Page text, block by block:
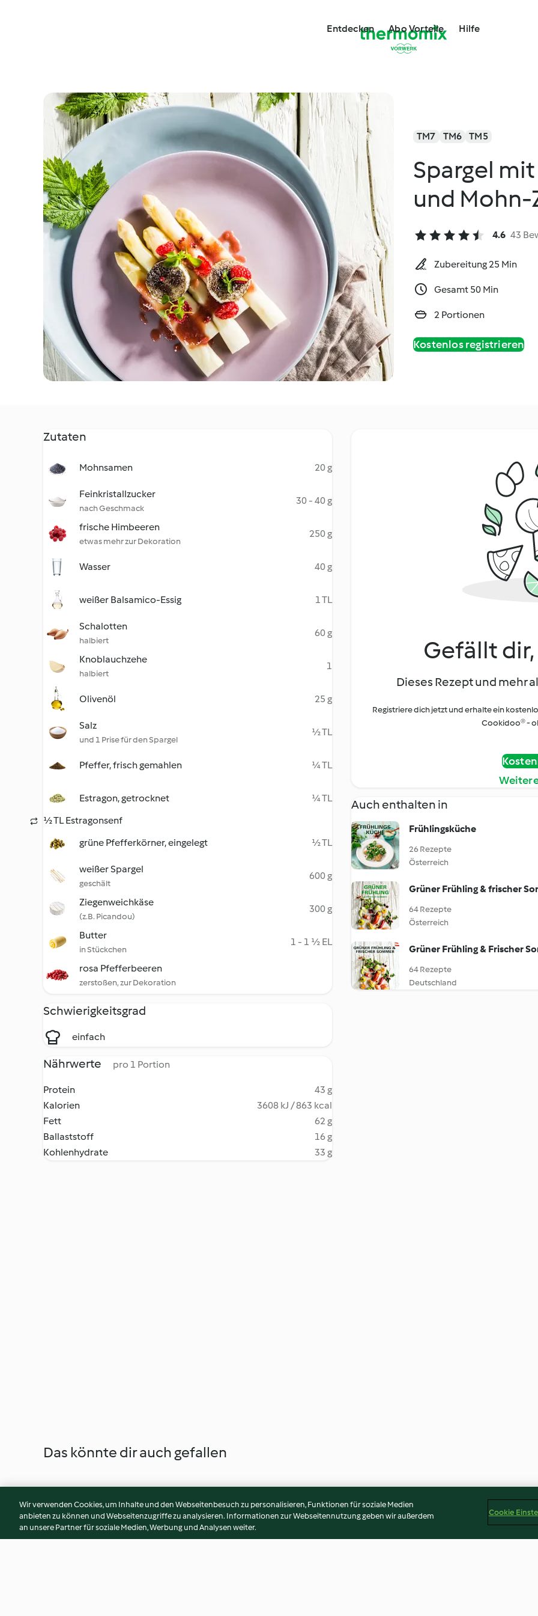
Entdecken Abo Vorteile Hilfe
TM7 TM6 TM5
Spargel
und Mohn-
4.6 43
Zubereitung 25 Min
Gesamt 50 Min
2 Portionen
Kostenlos registrieren
Zutaten
Mohnsamen 20 g
Feinkristallzucker
nach Geschmack
30 - 40 g
frische Himbeeren
etwas mehr zur Dekoration
250 g
Wasser 40 g
weißer Balsamico-Essig 1 TL
Schalotten
halbiert
60 g
Knoblauchzehe
halbiert
1
Olivenöl 25 g
Salz
und 1 Prise für den Spargel
½ TL
Pfeffer, frisch gemahlen ¼ TL
Estragon, getrocknet
¼ TL
½ TL Estragonsenf
grüne Pfefferkörner, eingelegt
½ TL
weißer Spargel
geschält
600 g
Ziegenweichkäse
(z.B. Picandou)
300 g
Butter
in Stückchen
1 - 1 ½ EL
rosa Pfefferbeeren
zerstoßen, zur Dekoration
Schwierigkeitsgrad
einfach
Nährwerte pro 1 Portion
Protein
43 g
Kalorien
3608 kJ / 863 kcal
Fett
62 g
Ballaststoff
16 g
Kohlenhydrate
33 g
Gefällt
Dieses Rezept und mehr
Registriere dich jetzt und erhalte ein
Cookidoo® -
Auch enthalten in
Frühlingsküche
26 Rezepte
Österreich
Grüner Frühling & frischer
64 Rezepte
Österreich
Grüner Frühling & Frischer
64 Rezepte
Deutschland
Das könnte dir auch gefallen
Wir verwenden Cookies, um Inhalte und den Webseitenbesuch zu personalisieren, Funktionen für soziale Medien
anbieten zu können und Webseitenzugriffe zu analysieren. Informationen zur Webseitennutzung geben wir außerdem
an unsere Partner für soziale Medien, Werbung und Analysen weiter.
Cookie